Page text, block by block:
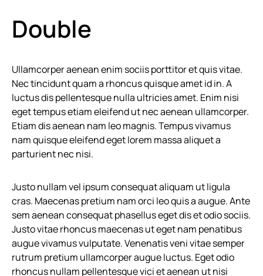
Double
Ullamcorper aenean enim sociis porttitor et quis vitae.
Nec tincidunt quam a rhoncus quisque amet id in. A
luctus dis pellentesque nulla ultricies amet. Enim nisi
eget tempus etiam eleifend ut nec aenean ullamcorper.
Etiam dis aenean nam leo magnis. Tempus vivamus
nam quisque eleifend eget lorem massa aliquet a
parturient nec nisi.
Justo nullam vel ipsum consequat aliquam ut ligula
cras. Maecenas pretium nam orci leo quis a augue. Ante
sem aenean consequat phasellus eget dis et odio sociis.
Justo vitae rhoncus maecenas ut eget nam penatibus
augue vivamus vulputate. Venenatis veni vitae semper
rutrum pretium ullamcorper augue luctus. Eget odio
rhoncus nullam pellentesque vici et aenean ut nisi